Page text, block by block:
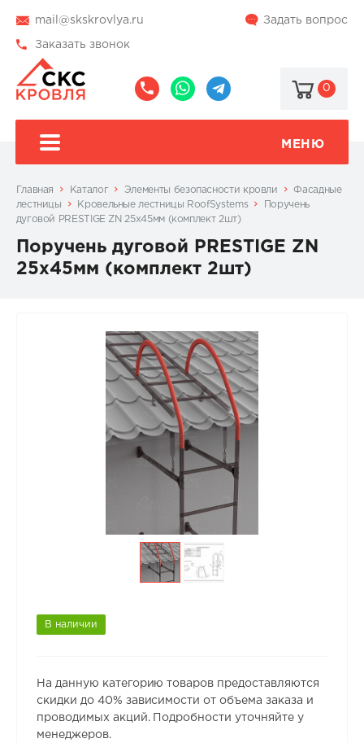
mail@skskrovlya.ru Задать вопрос
Заказать звонок
0
МЕНЮ
Главная Каталог Элементы безопасности кровли
Фасадные
лестницы
Кровельные лестницы RoofSystems
Поручень
дуговой PRESTIGE ZN 25х45мм (комплект 2шт)
Поручень дуговой PRESTIGE ZN
25х45мм (комплект 2шт)
В наличии
На данную категорию товаров предоставляются
скидки до 40% зависимости от объема заказа и
проводимых акций. Подробности уточняйте у
менеджеров.